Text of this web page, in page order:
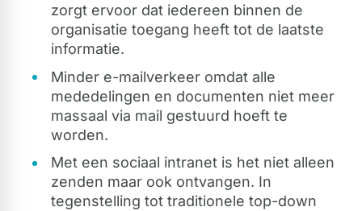
zorgt ervoor dat iedereen binnen de
organisatie toegang heeft tot de laatste
informatie.
Minder e-mailverkeer omdat alle
mededelingen en documenten niet meer
massaal via mail gestuurd hoeft te
worden.
Met een sociaal intranet is het niet alleen
zenden maar ook ontvangen. In
tegenstelling tot traditionele top-down